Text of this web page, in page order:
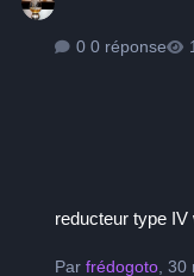
0 réponse
reducteur type
Parfrédogoto,30